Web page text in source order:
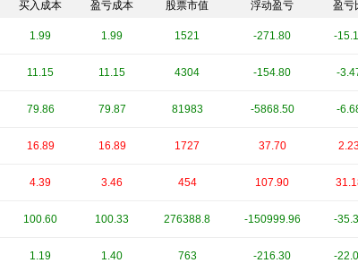
买入成本 盈亏成本 股票市值 浮动盈亏 盈亏
1.99 1.99 1521 -271.80 -
11.15 11.15 4304 -154.80 -
79.86 79.87 81983 -5868.50 -
16.89 16.89 1727 37.70
4.39 3.46 454 107.90
100.60 100.33 276388.8 -150999.96 -
1.19 1.40 763 -216.30 -